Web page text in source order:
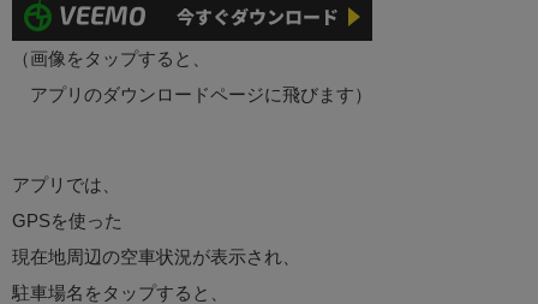
（画像をタップすると、
アプリのダウンロードページに飛びます）
アプリでは、
GPSを使った
現在地周辺の空車状況が表示され、
駐車場名をタップすると、